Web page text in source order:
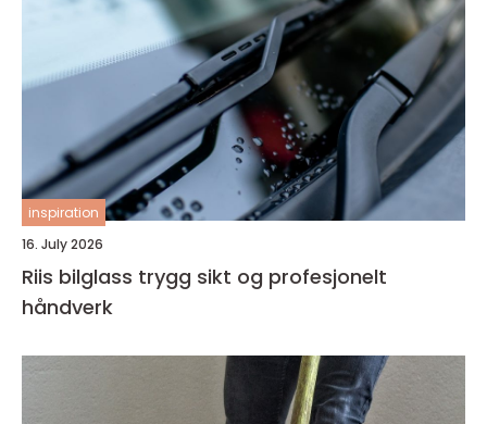
inspiration
16. July 2026
Riis bilglass trygg sikt og profesjonelt
håndverk